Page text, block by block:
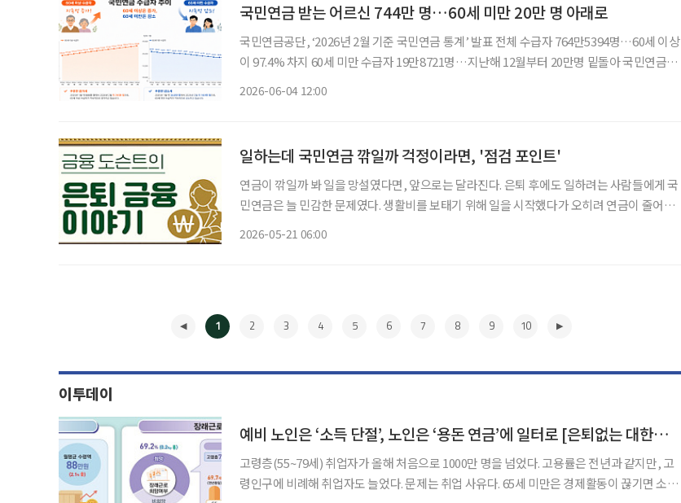
국민연금 받는 어르신 744만 명…60세 미만 20만 명 아래로
국민연금공단, ‘2026년 2월 기준 국민연금 통계’ 발표 전체 수급자 764만5394명…60세 이상
이 97.4% 차지 60세 미만 수급자 19만8721명…지난해 12월부터 20만명 밑돌아 국민연금을
2026-06-04 12:00
일하는데 국민연금 깎일까 걱정이라면, '점검 포인트'
연금이 깎일까 봐 일을 망설였다면, 앞으로는 달라진다. 은퇴 후에도 일하려는 사람들에게 국
민연금은 늘 민감한 문제였다. 생활비를 보태기 위해 일을 시작했다가 오히려 연금이 줄어들
2026-05-21 06:00
1 2 3 4 5 6 7 8 9 10
이투데이
예비 노인은 ‘소득 단절’, 노인은 ‘용돈 연금’에 일터로 [은퇴없는 대한민국]
고령층(55~79세) 취업자가 올해 처음으로 1000만 명을 넘었다. 고용률은 전년과 같지만, 고
령인구에 비례해 취업자도 늘었다. 문제는 취업 사유다. 65세 미만은 경제활동이 끊기면 소득